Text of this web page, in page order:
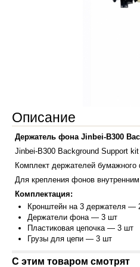
Описание
Держатель фона Jinbei-B300
Jinbei-B300 Background Support
Комплект держателей
Для крепления фонов
Комплектация:
Кронштейн на 3 держателя —
Держатели фона — 3 шт
Пластиковая цепочка — 3 шт
Грузы для цепи — 3 шт
С этим товаром смотрят